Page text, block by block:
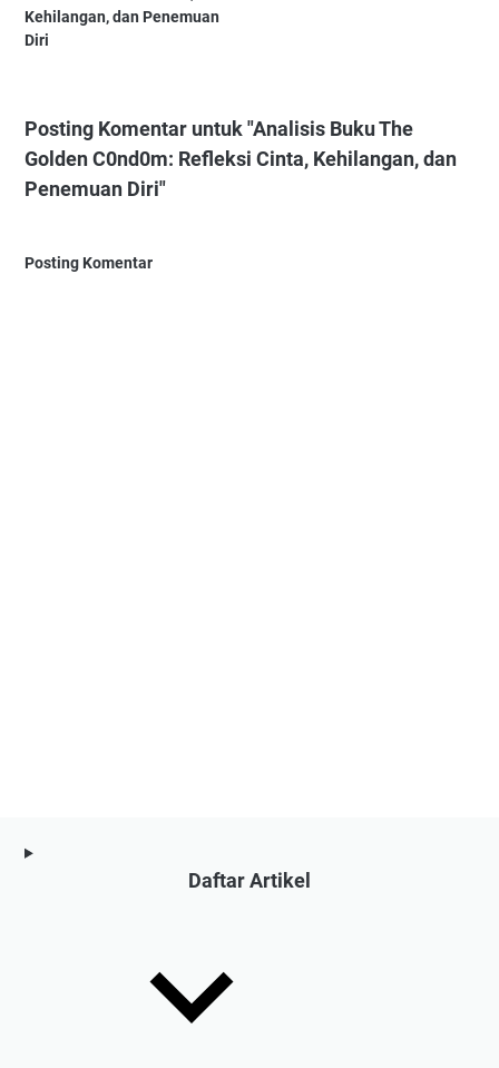
Kehilangan, dan Penemuan
Diri
Posting Komentar untuk "Analisis Buku The
Golden C0nd0m: Refleksi Cinta, Kehilangan, dan
Penemuan Diri"
Posting Komentar
Daftar Artikel